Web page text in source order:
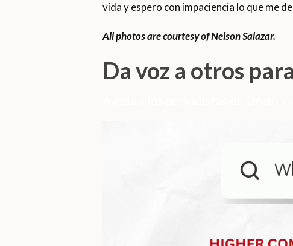
vida y espero con impaciencia lo que me
All photos are courtesy of Nelson Salazar.
Da voz a otros